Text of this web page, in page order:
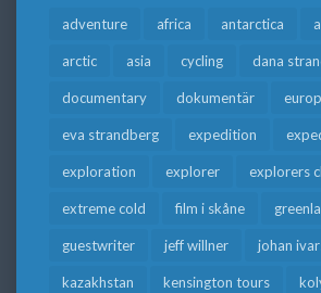
adventure africa antarctica
arctic asia cycling dana
documentary dokumentär
eva strandberg expedition
exploration explorer explorers
extreme cold film i skåne
guestwriter jeff willner johan
kazakhstan kensington tours